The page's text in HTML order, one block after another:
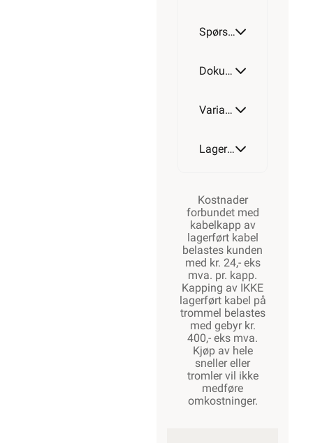
Spørsmål og svar
Dokumentasjon
Varianter av artikkel
Lagerstatus
Kostnader
forbundet med
kabelkapp av
lagerført kabel
belastes kunden
med kr. 24,- eks
mva. pr. kapp.
Kapping av IKKE
lagerført kabel på
trommel belastes
med gebyr kr.
400,- eks mva.
Kjøp av hele
sneller eller
tromler vil ikke
medføre
omkostninger.